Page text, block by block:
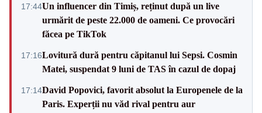
17:44Un influencer din Timiș, reținut după un live
urmărit de peste 22.000 de oameni. Ce provocări
făcea pe TikTok
17:16Lovitură dură pentru căpitanul lui Sepsi. Cosmin
Matei, suspendat 9 luni de TAS în cazul de dopaj
17:14David Popovici, favorit absolut la Europenele de la
Paris. Experții nu văd rival pentru aur